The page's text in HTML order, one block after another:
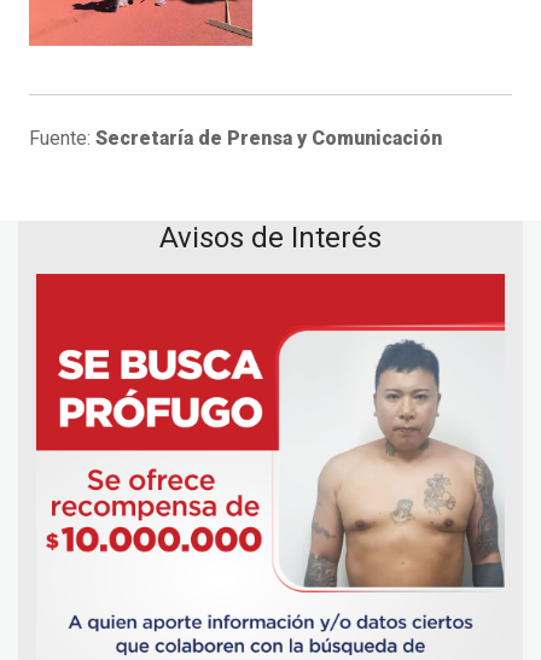
Fuente: Secretaría de Prensa y Comunicación
Avisos de Interés